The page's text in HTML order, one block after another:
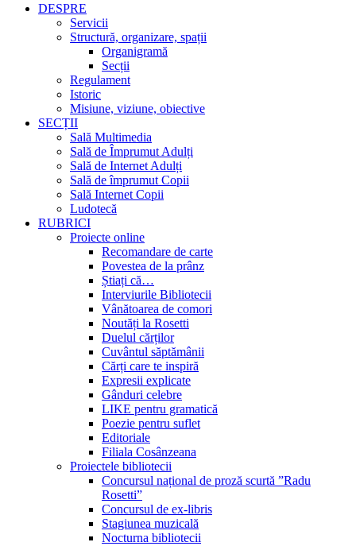
DESPRE
Servicii
Structură, organizare, spații
Organigramă
Secții
Regulament
Istoric
Misiune, viziune, obiective
SECȚII
Sală Multimedia
Sală de Împrumut Adulți
Sală de Internet Adulți
Sală de împrumut Copii
Sală Internet Copii
Ludotecă
RUBRICI
Proiecte online
Recomandare de carte
Povestea de la prânz
Știați că…
Interviurile Bibliotecii
Vânătoarea de comori
Noutăți la Rosetti
Duelul cărților
Cuvântul săptămânii
Cărți care te inspiră
Expresii explicate
Gânduri celebre
LIKE pentru gramatică
Poezie pentru suflet
Editoriale
Filiala Cosânzeana
Proiectele bibliotecii
Concursul național de proză scurtă ”Radu
Rosetti”
Concursul de ex-libris
Stagiunea muzicală
Nocturna bibliotecii